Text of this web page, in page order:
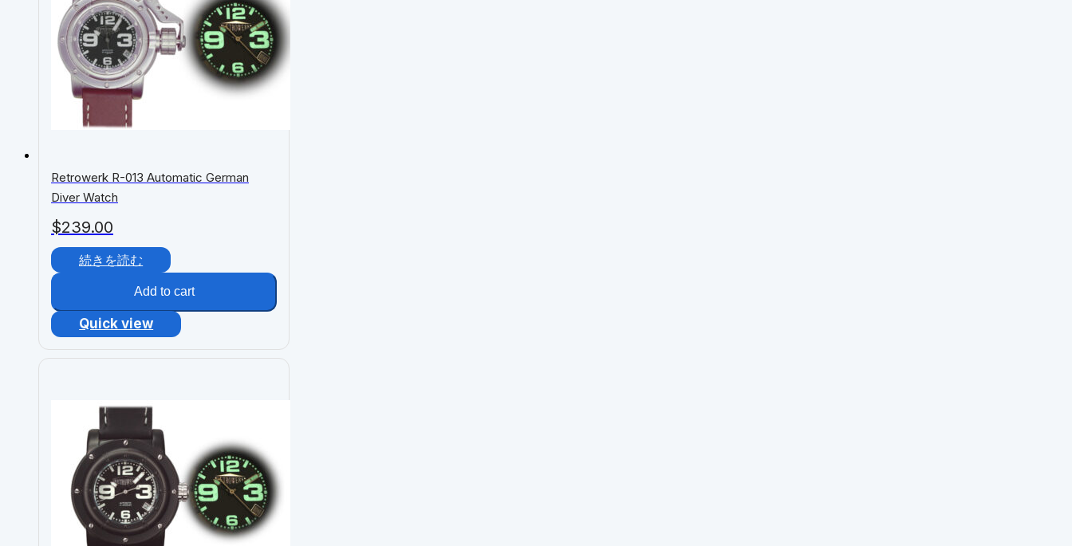
$239.00
Retrowerk R-013 Automatic German
Diver Watch
続きを読む
Add to cart
Quick view